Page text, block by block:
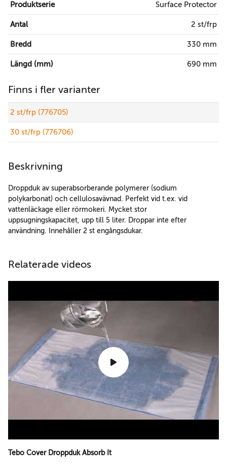
Produktserie Surface Protector
Antal 2 st/frp
Bredd 330 mm
Längd (mm) 690 mm
Finns i fler varianter
2 st/frp (776705)
30 st/frp (776706)
Beskrivning
Droppduk av superabsorberande polymerer (sodium
polykarbonat) och cellulosavävnad. Perfekt vid t.ex. vid
vattenläckage eller rörmokeri. Mycket stor
uppsugningskapacitet, upp till 5 liter. Droppar inte efter
användning. Innehåller 2 st engångsdukar.
Relaterade videos
Tebo Cover Droppduk Absorb It